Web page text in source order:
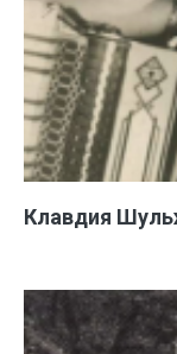
Клавдия